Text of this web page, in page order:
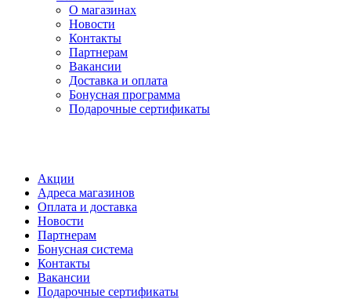
О магазинах
Новости
Контакты
Партнерам
Вакансии
Доставка и оплата
Бонусная программа
Подарочные сертификаты
Акции
Адреса магазинов
Оплата и доставка
Новости
Партнерам
Бонусная система
Контакты
Вакансии
Подарочные сертификаты